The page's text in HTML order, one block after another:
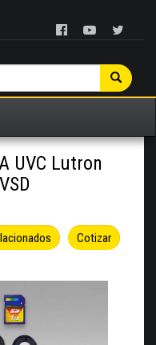
UVC Lutron
Cotizar